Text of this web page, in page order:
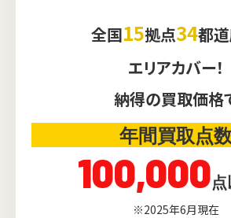
全国15拠点34都
エリアカバー！
納得の買取価格
年間買取点
100,000点
※2025年6月現在